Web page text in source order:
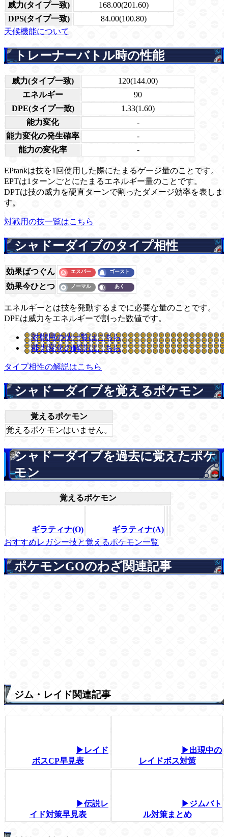
威力(タイプ一致)
168.00(201.60)
DPS(タイプ一致)
84.00(100.80)
天候機能について
トレーナーバトル時の性能
威力(タイプ一致)
120(144.00)
エネルギー
90
DPE(タイプ一致)
1.33(1.60)
能力変化
-
能力変化の発生確率
-
能力の変化率
-
EPtankは技を1回使用した際にたまるゲージ量のことです。
EPTは1ターンごとにたまるエネルギー量のことです。
DPTは技の威力を硬直ターンで割ったダメージ効率を表しま
す。
対戦用の技一覧はこちら
シャドーダイブのタイプ相性
効果ばつぐん
効果今ひとつ
エネルギーとは技を発動するまでに必要な量のことです。
DPEは威力をエネルギーで割った数値です。
対戦用の技一覧はこちら
能力変化の解説はこちら
タイプ相性の解説はこちら
シャドーダイブを覚えるポケモン
覚えるポケモン
覚えるポケモンはいません。
シャドーダイブを過去に覚えたポケ
モン
覚えるポケモン
ギラティナ(O)
ギラティナ(A)
おすすめレガシー技と覚えるポケモン一覧
ポケモンGOのわざ関連記事
ジム・レイド関連記事
▶レイド
ボスCP早見表
▶出現中の
レイドボス対策
▶伝説レ
イド対策早見表
▶ジムバト
ル対策まとめ